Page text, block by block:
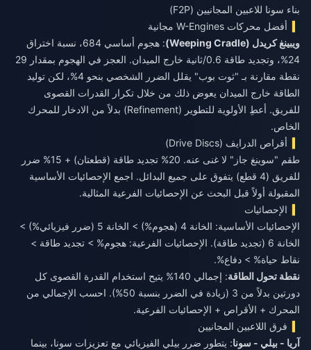
بناء سونا للاعبين المجانيين (F2P)
أفضل محركات W-Engines مجانية
ويبينغ كريدل (Weeping Cradle)
: هجوم أساسي 684، نسبة اختراق
24%، وتجديد طاقة 0.6/ثانية خارج الميدان. العجز في الهجوم بمقدار 29
نقطة مقارنة بـ "ثوت بوب" يقلل الضرر الشخصي بنحو 4%، لكن توليد
الطاقة خارج الميدان يعوض ذلك من خلال تكرار القدرات القصوى
للفريق. أعطِ الأولوية للتطوير (Refinement) بدلاً من الادخار للمحرك
الخاص.
أقراص الدرايف (Drive Discs)
طقم "سوينغ جاز" لا غنى عنه. 20% تجديد طاقة (قطعتان) + 15% ضرر
للفريق (4 قطع) يتفوق على جميع البدائل. اجمع الإحصائيات الأساسية
المقبولة أولاً قبل البحث عن الإحصائيات الفرعية المثالية.
الإحصائيات
الإحصائيات الأساسية: الخانة 4 (هجوم%) > الخانة 5 (ضرر فيزيائي%) >
الخانة 6 (تجديد طاقة). الإحصائيات الفرعية: هجوم% > تجديد طاقة >
نقاط حياة% > دفاع%.
نقطة تحول الطاقة
: إجمالي 140% يتيح استخدام القدرة القصوى كل
دورتين بدلاً من 3 (زيادة في الضرر بنسبة 50%). احسب الإجمالي من
المحرك + الأقراص + الإحصائيات الفرعية.
فرق اللاعبين المجانيين
آريا - بيلي - سونا: يتطور ضرر بيلي الفيزيائي مع تعزيزات سونا، بينما